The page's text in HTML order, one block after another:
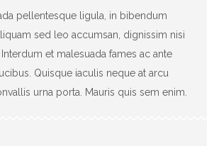
pellentesque ligula, in bibendum
sed leo accumsan, dignissim nisi
et malesuada fames ac ante
Quisque iaculis neque at arcu
urna porta. Mauris quis sem enim.